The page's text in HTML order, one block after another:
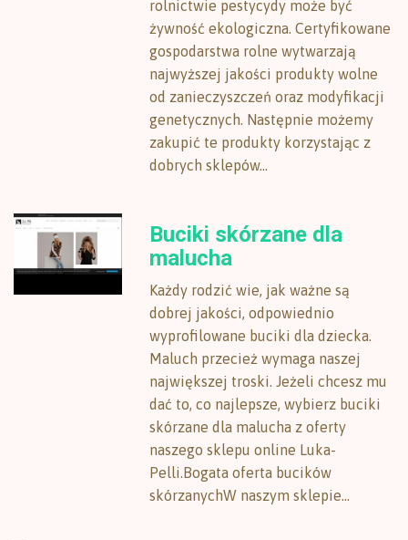
rolnictwie pestycydy może być
żywność ekologiczna. Certyfikowane
gospodarstwa rolne wytwarzają
najwyższej jakości produkty wolne
od zanieczyszczeń oraz modyfikacji
genetycznych. Następnie możemy
zakupić te produkty korzystając z
dobrych sklepów...
Buciki skórzane dla
malucha
Każdy rodzić wie, jak ważne są
dobrej jakości, odpowiednio
wyprofilowane buciki dla dziecka.
Maluch przecież wymaga naszej
największej troski. Jeżeli chcesz mu
dać to, co najlepsze, wybierz buciki
skórzane dla malucha z oferty
naszego sklepu online Luka-
Pelli.Bogata oferta bucików
skórzanychW naszym sklepie...